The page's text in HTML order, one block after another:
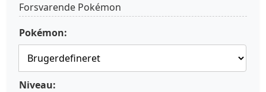
Forsvarende Pokémon
Pokémon:
Niveau: